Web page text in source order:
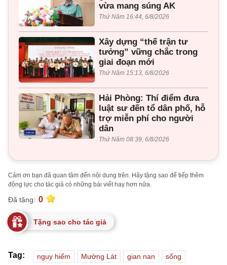
vừa mang súng AK
Thứ Năm 16:44, 6/8/2026
Xây dựng “thế trận tư
tưởng” vững chắc trong
giai đoạn mới
Thứ Năm 15:13, 6/8/2026
Hải Phòng: Thí điểm đưa
luật sư đến tổ dân phố, hỗ
trợ miễn phí cho người
dân
Thứ Năm 08:39, 6/8/2026
Cảm ơn bạn đã quan tâm đến nội dung trên. Hãy tặng sao để tiếp thêm
động lực cho tác giả có những bài viết hay hơn nữa.
Đã tặng: 0
Tặng sao cho tác giả
Tag: nguy hiểm Mường Lát gian nan sống